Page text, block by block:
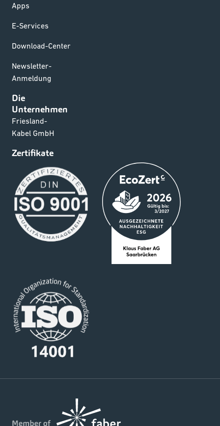
Apps
E-Services
Download-Center
Newsletter-
Anmeldung
Die
Unternehmen
Friesland-
Kabel GmbH
Zertifikate